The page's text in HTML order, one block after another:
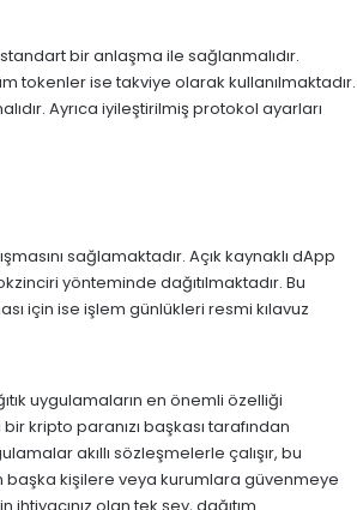
bir anlaşma ile sağlanmalıdır.
tokenler ise takviye olarak kullanılmaktadır.
Ayrıca iyileştirilmiş protokol ayarları
sağlamaktadır. Açık kaynaklı dApp
yönteminde dağıtılmaktadır. Bu
için ise işlem günlükleri resmi kılavuz
uygulamaların en önemli özelliği
kripto paranızı başkası tarafından
akıllı sözleşmelerle çalışır, bu
başka kişilere veya kurumlara güvenmeye